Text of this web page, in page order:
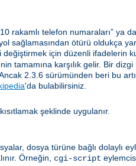
rakamlı telefon numaraları” ya
ötürü oldukça
değiştirmek için düzenli ifadelerin
tamamına karşılık gelir. Bir
2.3.6 sürümünden beri bu
'da bulabilirsiniz.
şeklinde uygulanır.
dosya türüne bağlı dolaylı
Örneğin, cgi-script